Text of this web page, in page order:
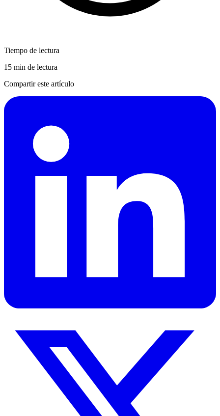
Tiempo de lectura
15 min de lectura
Compartir este artículo